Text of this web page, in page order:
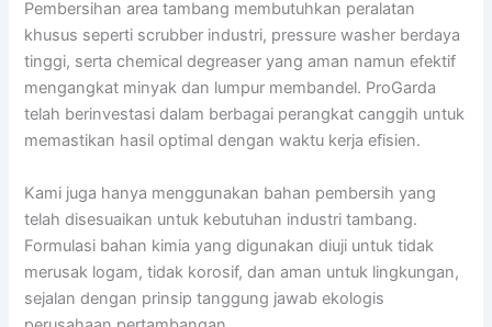
Pembersihan area tambang membutuhkan peralatan
khusus seperti scrubber industri, pressure washer berdaya
tinggi, serta chemical degreaser yang aman namun efektif
mengangkat minyak dan lumpur membandel. ProGarda
telah berinvestasi dalam berbagai perangkat canggih untuk
memastikan hasil optimal dengan waktu kerja efisien.
Kami juga hanya menggunakan bahan pembersih yang
telah disesuaikan untuk kebutuhan industri tambang.
Formulasi bahan kimia yang digunakan diuji untuk tidak
merusak logam, tidak korosif, dan aman untuk lingkungan,
sejalan dengan prinsip tanggung jawab ekologis